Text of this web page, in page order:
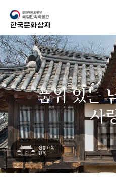
품위 있는
사